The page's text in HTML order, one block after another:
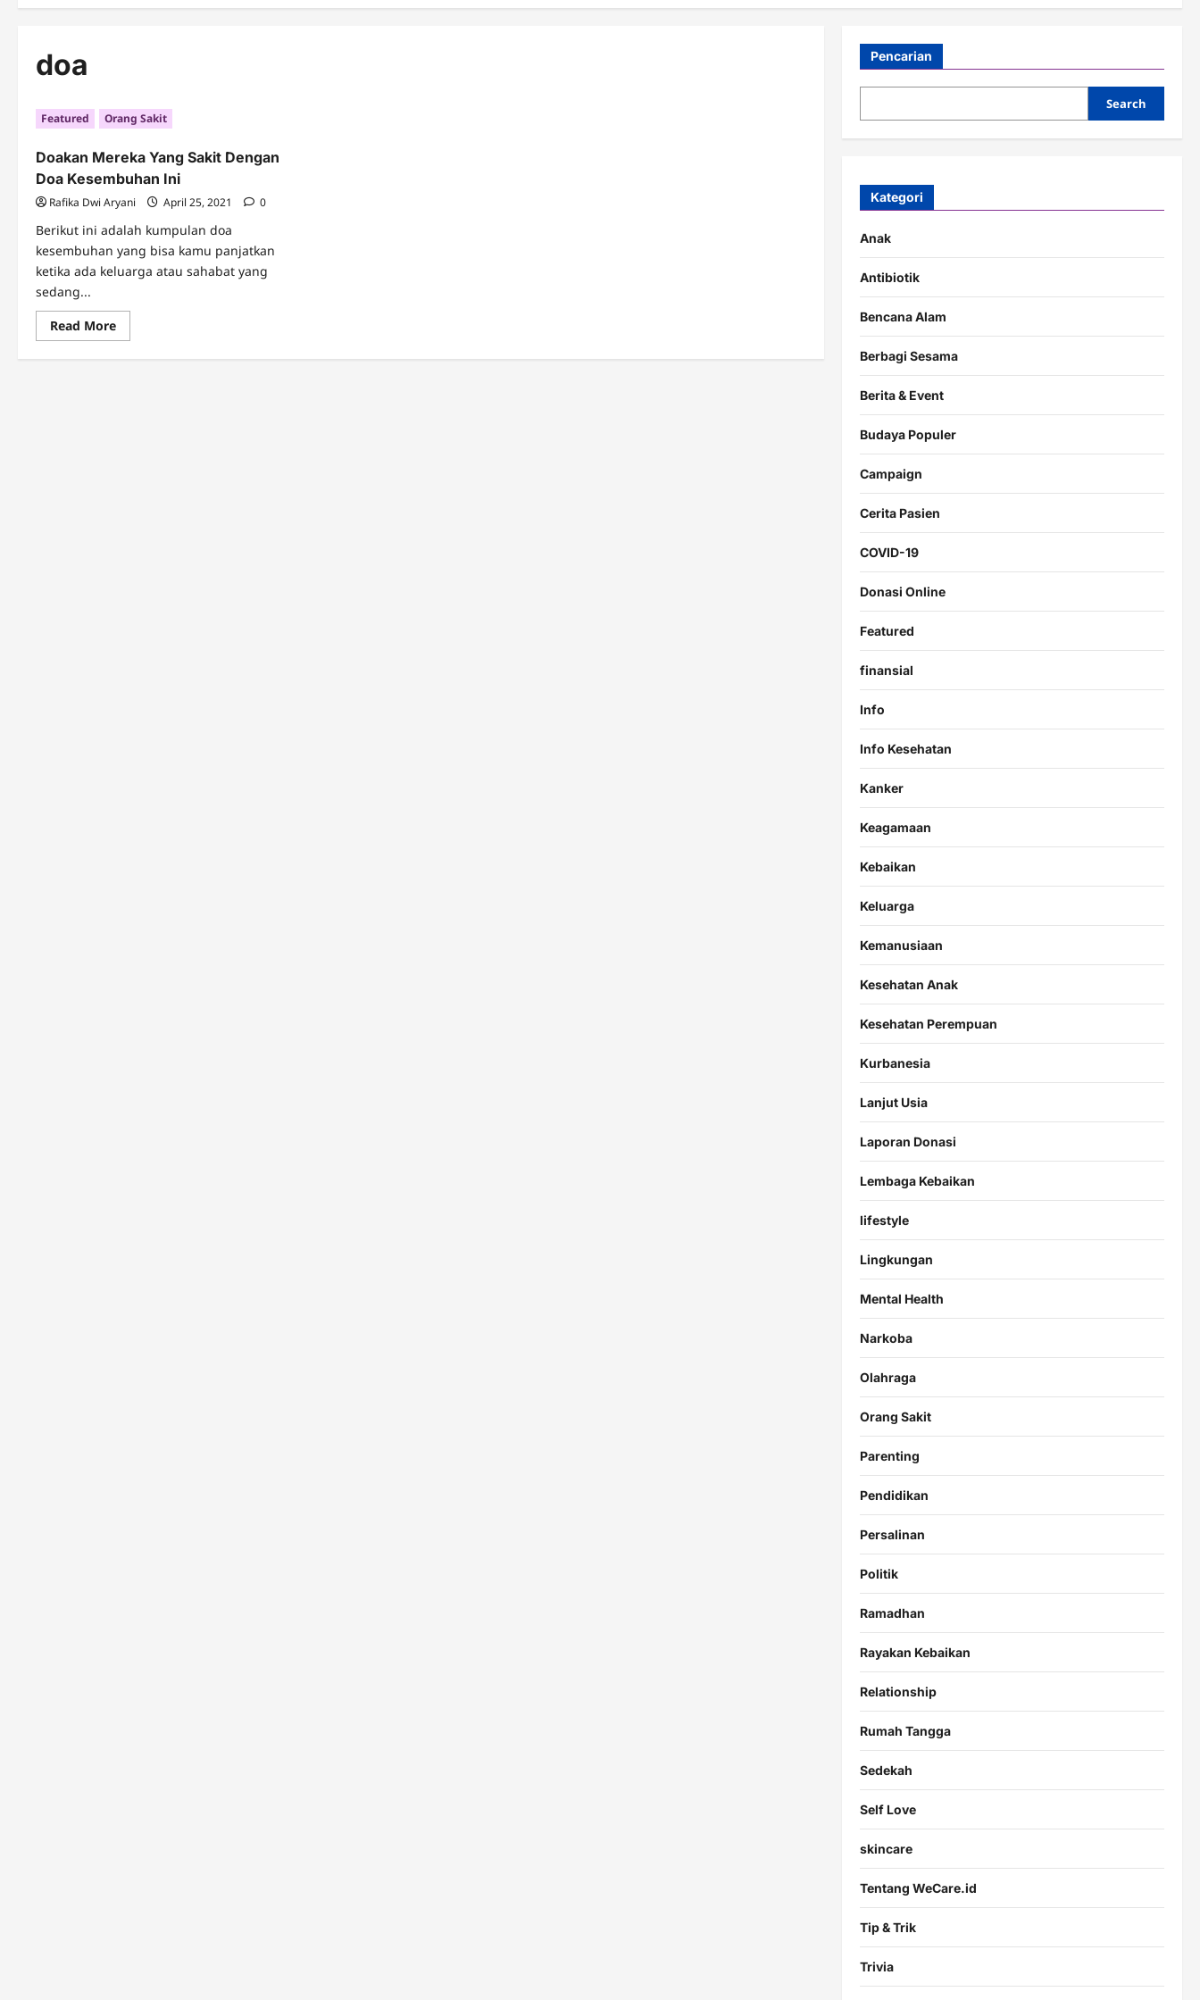
doa
Featured Orang Sakit
Doakan Mereka Yang Sakit Dengan
Doa Kesembuhan Ini
Rafika Dwi Aryani April 25, 2021 0
Berikut ini adalah kumpulan doa
kesembuhan yang bisa kamu panjatkan
ketika ada keluarga atau sahabat yang
sedang...
Read MoreRead
more
Doakan
Pencarian
Search
Kategori
Anak
Antibiotik
Bencana Alam
Berbagi Sesama
Berita & Event
Budaya Populer
Campaign
Cerita Pasien
COVID-19
Donasi Online
Featured
finansial
Info
Info Kesehatan
Kanker
Keagamaan
Kebaikan
Keluarga
Kemanusiaan
Kesehatan Anak
Kesehatan Perempuan
Kurbanesia
Lanjut Usia
Laporan Donasi
Lembaga Kebaikan
lifestyle
Lingkungan
Mental Health
Narkoba
Olahraga
Orang Sakit
Parenting
Pendidikan
Persalinan
Politik
Ramadhan
Rayakan Kebaikan
Relationship
Rumah Tangga
Sedekah
Self Love
skincare
Tentang WeCare.id
Tip & Trik
Trivia